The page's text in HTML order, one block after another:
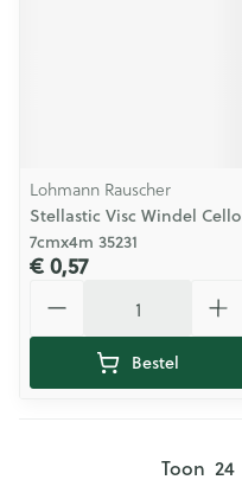
Lohmann Rauscher
Stellastic Visc Windel Cello
7cmx4m 35231
€ 0,57
Bestel
Toon